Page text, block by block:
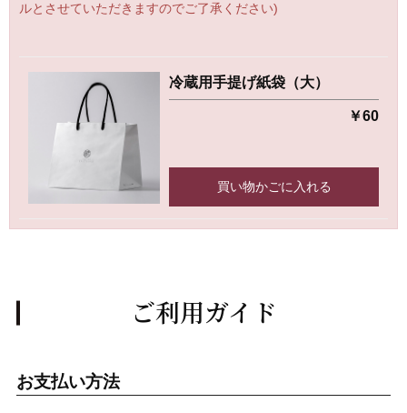
ルとさせていただきますのでご了承ください)
冷蔵用手提げ紙袋（大）
￥60
買い物かごに入れる
ご利用ガイド
お支払い方法